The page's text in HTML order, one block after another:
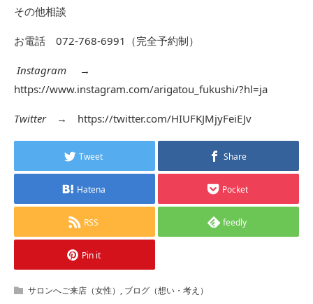
その他相談
お電話 072-768-6991（完全予約制）
Instagram →
https://www.instagram.com/arigatou_fukushi/?hl=ja
Twitter→ https://twitter.com/HIUFKJMjyFeiEJv
Tweet Share
Hatena Pocket
RSS feedly
Pin it
サロンへご来店（女性） , ブログ（想い・考え）